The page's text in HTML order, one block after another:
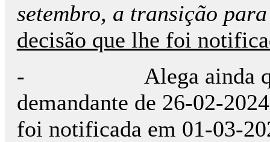
setembro, a transição
decisão que lhe foi
- Alega ainda que
demandante de 26-02-
foi notificada em 01-03-